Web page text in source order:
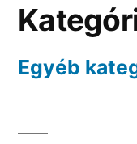
Egyéb